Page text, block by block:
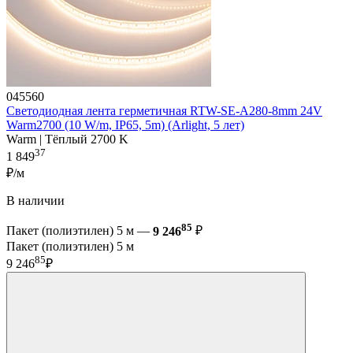
045560
Светодиодная лента герметичная RTW-SE-A280-8mm 24V
Warm2700 (10 W/m, IP65, 5m) (Arlight, 5 лет)
Warm | Тёплый 2700 K
1 84937
₽/м
В наличии
Пакет (полиэтилен) 5 м — 9 24685 ₽
Пакет (полиэтилен) 5 м
9 24685₽